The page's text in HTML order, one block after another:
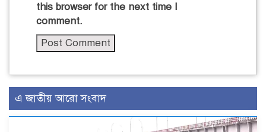
this browser for the next time I
comment.
এ জাতীয় আরো সংবাদ